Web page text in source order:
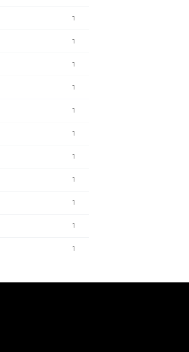
1
1
1
1
1
1
1
1
1
1
1